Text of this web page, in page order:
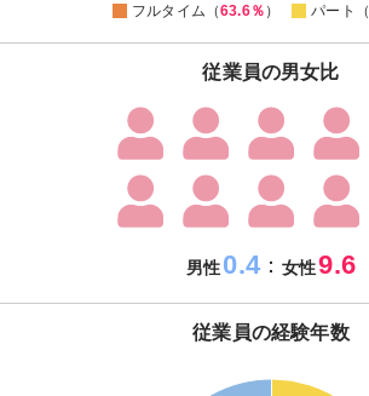
フルタイム（63.6％ ） パート（
従業員の男女比
男性0.4：女性9.6
従業員の経験年数